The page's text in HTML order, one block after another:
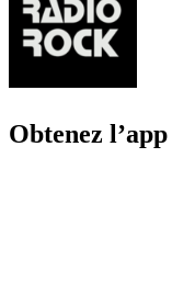
Obtenez